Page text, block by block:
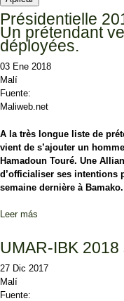
Présidentielle
Un prétendant
déployées.
03 Ene 2018
Malí
Fuente:
Maliweb.net
A la très longue liste de
vient de s’ajouter un
Hamadoun Touré. Une
d’officialiser ses intentions
semaine dernière à Bamako.
Leer más
UMAR-IBK
27 Dic 2017
Malí
Fuente: